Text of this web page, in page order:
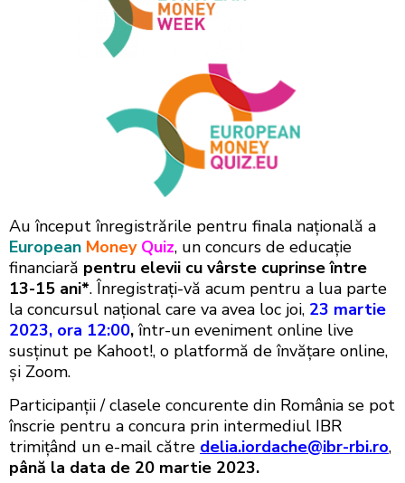
Au început înregistrările pentru finala națională a
European Money Quiz, un concurs de educație
financiară pentru elevii cu vârste cuprinse între
13-15 ani*. Înregistrați-vă acum pentru a lua parte
la concursul naţional care va avea loc joi, 23 martie
2023, ora 12:00, într-un eveniment online live
susținut pe Kahoot!, o platformă de învățare online,
și Zoom.
Participanții / clasele concurente din România se pot
înscrie pentru a concura prin intermediul IBR
trimițând un e-mail către delia.iordache@ibr-rbi.ro,
până la data de 20 martie 2023.